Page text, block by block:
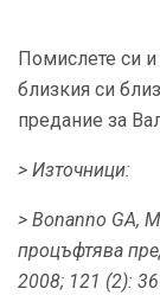
Помислете си
близкия си
предание за
> Източници:
> Bonanno GA,
процъфтява
2008; 121 (2):